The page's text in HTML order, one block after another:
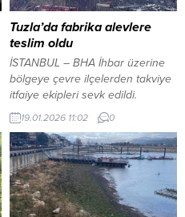
Tuzla’da fabrika alevlere
teslim oldu
İSTANBUL – BHA İhbar üzerine
bölgeye çevre ilçelerden takviye
itfaiye ekipleri sevk edildi.
Yaklaşık 2 dönümlük alanda
faaliyet gösteren fabrikada çıkan
yangının söndürülmesi için
ekiplerin çalışmaları sürüyor.YAZI
ARASI REKLAM ALANI Yangın
sırasında oluşan yoğun siyah
duman, ilçenin birçok
19.01.2026 11:02 0